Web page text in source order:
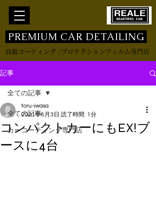
​ PREMIUM CAR DETAILING
高級コーティング /プロテクションフィルム専門店
記事
全ての記事
カーコーティング専門店
全ての記事
コンパクトカーにもEX!ブ
ースに4台
toru-iwasa
2021年8月3日 読了時間: 1分